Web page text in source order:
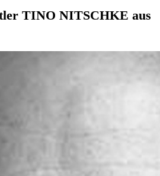
TINO NITSCHKE aus